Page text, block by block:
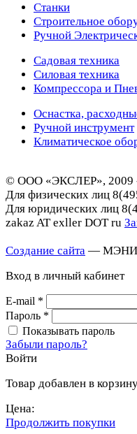
Станки
Строительное
Ручной
Садовая техника
Силовая техника
Компрессора и
Оснастка,
Ручной инструмент
Климатическое
© ООО «ЭКСЛЕР», 2009
Для физических лиц
Для юридических лиц
zakaz AT exller DOT ru
Создание сайта —
Вход в личный кабинет
E-mail *
Пароль *
Показывать пароль
Забыли пароль?
Войти
Товар добавлен в
Цена:
Продолжить покупки